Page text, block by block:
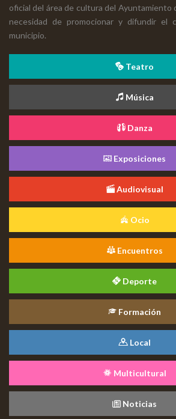
oficial del área de cultura del Ayuntamiento
necesidad de promocionar y difundir el
municipio.
Teatro
Música
Danza
Exposiciones
Audiovisual
Ocio
Encuentros
Deporte
Formación
Local
Multicultural
Noticias